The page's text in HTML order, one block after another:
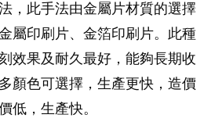
，此手法由金屬片材質的選擇
屬印刷片、金箔印刷片。此種
效果及耐久最好，能夠長期收
顏色可選擇，生產更快，造價
低，生產快。